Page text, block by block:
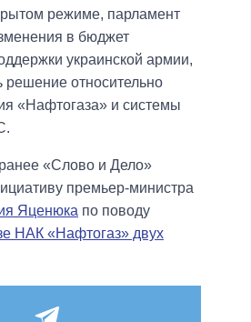
режиме, парламент
в бюджет
украинской армии,
решение относительно
«Нафтогаза» и системы
«Слово и Дело»
премьер-министра
Яценюка по поводу
НАК «Нафтогаз» двух